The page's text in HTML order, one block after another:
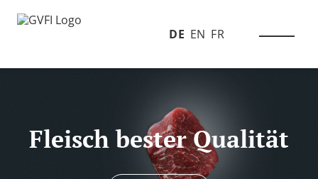
DE EN FR
Fleisch bester Qualität